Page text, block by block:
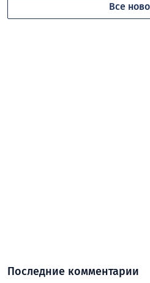
Все
Последние комментарии